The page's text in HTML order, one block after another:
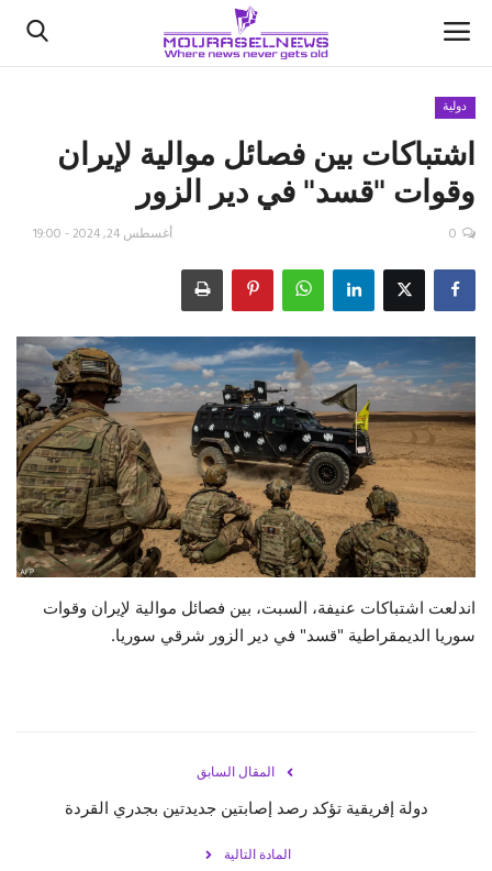
الأخبار
كتّابنا
اقتصاد
علوم وتكنولوجيا
رياضة
فيديو
حياة
دولية
اشتباكات بين فصائل موالية لإيران
وقوات "قسد" في دير الزور
أغسطس 24, 2024 - 19:00 0
اندلعت اشتباكات عنيفة، السبت، بين فصائل موالية لإيران وقوات
سوريا الديمقراطية "قسد" في دير الزور شرقي سوريا.
المقال السابق
دولة إفريقية تؤكد رصد إصابتين جديدتين بجدري القردة
المادة التالية